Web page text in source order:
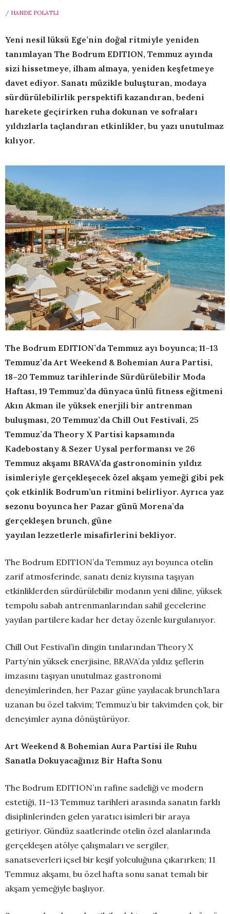
/ HANDE POLATLI
Yeni nesil lüksü Ege’nin doğal ritmiyle yeniden
tanımlayan The Bodrum EDITION, Temmuz ayında
sizi hissetmeye, ilham almaya, yeniden keşfetmeye
davet ediyor. Sanatı müzikle buluşturan, modaya
sürdürülebilirlik perspektifi kazandıran, bedeni
harekete geçirirken ruha dokunan ve sofraları
yıldızlarla taçlandıran etkinlikler, bu yazı unutulmaz
kılıyor.
The Bodrum EDITION’da Temmuz ayı boyunca; 11–13
Temmuz’da Art Weekend & Bohemian Aura Partisi,
18–20 Temmuz tarihlerinde Sürdürülebilir Moda
Haftası, 19 Temmuz’da dünyaca ünlü fitness eğitmeni
Akın Akman ile yüksek enerjili bir antrenman
buluşması, 20 Temmuz’da Chill Out Festivali, 25
Temmuz’da Theory X Partisi kapsamında
Kadebostany & Sezer Uysal performansı ve 26
Temmuz akşamı BRAVA’da gastronominin yıldız
isimleriyle gerçekleşecek özel akşam yemeği gibi pek
çok etkinlik Bodrum’un ritmini belirliyor. Ayrıca yaz
sezonu boyunca her Pazar günü Morena’da
gerçekleşen brunch, güne
yayılan lezzetlerle misafirlerini bekliyor.
The Bodrum EDITION’da Temmuz ayı boyunca otelin
zarif atmosferinde, sanatı deniz kıyısına taşıyan
etkinliklerden sürdürülebilir modanın yeni diline, yüksek
tempolu sabah antrenmanlarından sahil gecelerine
yayılan partilere kadar her detay özenle kurgulanıyor.
Chill Out Festival’in dingin tınılarından Theory X
Party’nin yüksek enerjisine, BRAVA’da yıldız şeflerin
imzasını taşıyan unutulmaz gastronomi
deneyimlerinden, her Pazar güne yayılacak brunch’lara
uzanan bu özel takvim; Temmuz’u bir takvimden çok, bir
deneyimler ayına dönüştürüyor.
Art Weekend & Bohemian Aura Partisi ile Ruhu
Sanatla Dokuyacağınız Bir Hafta Sonu
The Bodrum EDITION’ın rafine sadeliği ve modern
estetiği, 11–13 Temmuz tarihleri arasında sanatın farklı
disiplinlerinden gelen yaratıcı isimleri bir araya
getiriyor. Gündüz saatlerinde otelin özel alanlarında
gerçekleşen atölye çalışmaları ve sergiler,
sanatseverleri içsel bir keşif yolculuğuna çıkarırken; 11
Temmuz akşamı, bu özel hafta sonu sanat temalı bir
akşam yemeğiyle başlıyor.